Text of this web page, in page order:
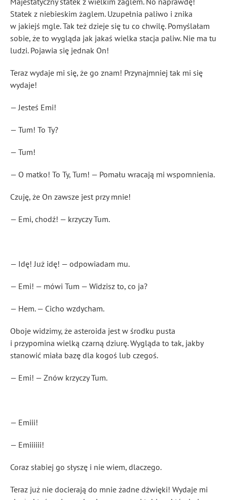
Statek z niebieskim żaglem. Uzupełnia paliwo i znika
w jakiejś mgle. Tak też dzieje się tu co chwilę. Pomyślałam
sobie, że to wygląda jak jakaś wielka stacja paliw. Nie ma tu
ludzi. Pojawia się jednak On!
Teraz wydaje mi się, że go znam! Przynajmniej tak mi się
wydaje!
— Jesteś Emi!
— Tum! To Ty?
— Tum!
— O matko! To Ty, Tum! — Pomału wracają mi wspomnienia.
Czuję, że On zawsze jest przy mnie!
— Emi, chodź! — krzyczy Tum.
— Idę! Już idę! — odpowiadam mu.
— Emi! — mówi Tum — Widzisz to, co ja?
— Hem. — Cicho wzdycham.
Oboje widzimy, że asteroida jest w środku pusta
i przypomina wielką czarną dziurę. Wygląda to tak, jakby
stanowić miała bazę dla kogoś lub czegoś.
— Emi! — Znów krzyczy Tum.
— Emiii!
— Emiiiiii!
Coraz słabiej go słyszę i nie wiem, dlaczego.
Teraz już nie docierają do mnie żadne dźwięki! Wydaje mi